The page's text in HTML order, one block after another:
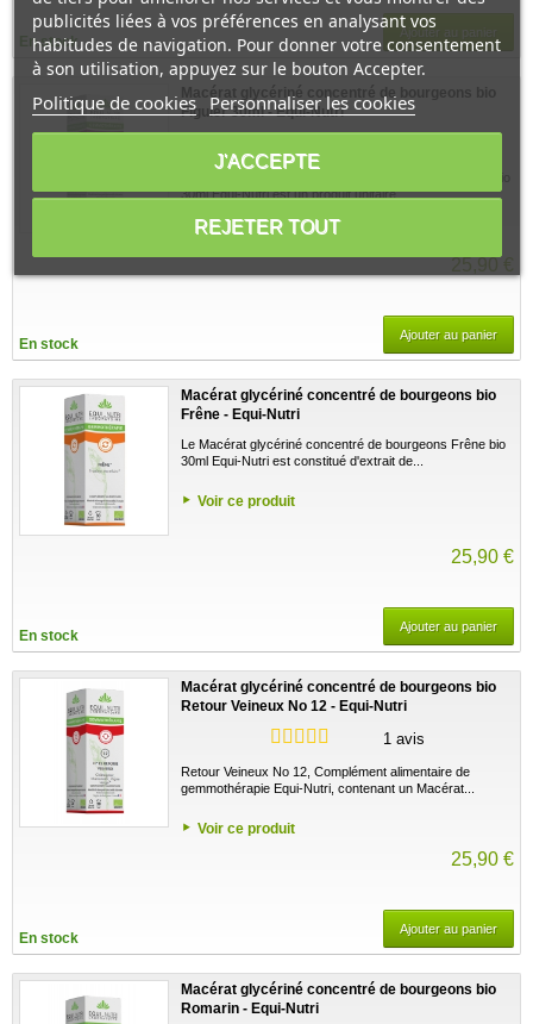
En stock
Ajouter au panier
Macérat glycériné concentré de bourgeons bio
Figuier 30ml - Equi-Nutri
30ml Equi-Nutri est un produit unitaire...
Voir ce produit
25,90 €
En stock
Ajouter au panier
Macérat glycériné concentré de bourgeons bio
Frêne - Equi-Nutri
Le Macérat glycériné concentré de bourgeons Frêne bio
30ml Equi-Nutri est constitué d'extrait de...
Voir ce produit
25,90 €
En stock
Ajouter au panier
Macérat glycériné concentré de bourgeons bio
Retour Veineux No 12 - Equi-Nutri
1 avis
Retour Veineux No 12, Complément alimentaire de
gemmothérapie Equi-Nutri, contenant un Macérat...
Voir ce produit
25,90 €
En stock
Ajouter au panier
Macérat glycériné concentré de bourgeons bio
Romarin - Equi-Nutri
publicités liées à vos préférences en analysant vos
habitudes de navigation. Pour donner votre consentement
à son utilisation, appuyez sur le bouton Accepter.
Politique de cookies Personnaliser les cookies
REJETER TOUT
J'ACCEPTE